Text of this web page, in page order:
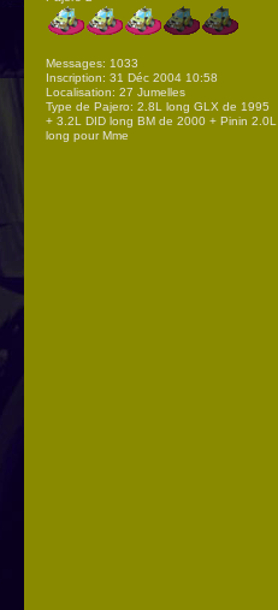
Messages: 1033
Inscription: 31 Déc 2004 10:58
Localisation: 27 Jumelles
Type de Pajero: 2.8L long GLX de 1995
+ 3.2L DID long BM de 2000 + Pinin 2.0L
long pour Mme